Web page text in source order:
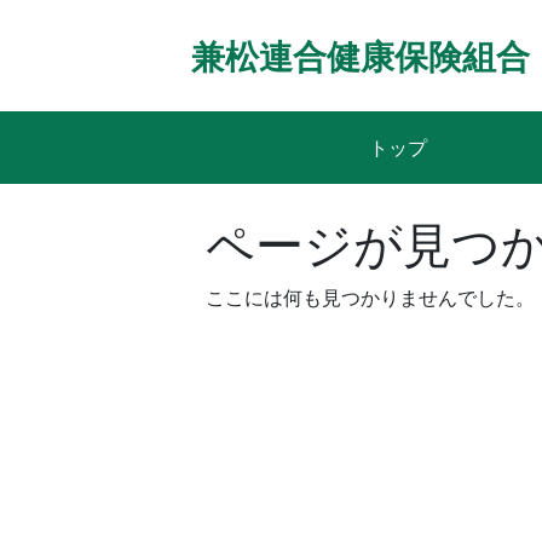
兼松連合健康保険組合
トップ
ページが見つ
ここには何も見つかりませんでした。